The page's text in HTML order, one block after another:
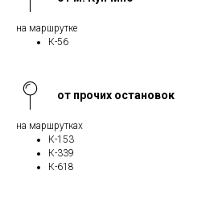
на маршрутке
К-56
от прочих остановок
на маршрутках
К-153
К-339
К-618